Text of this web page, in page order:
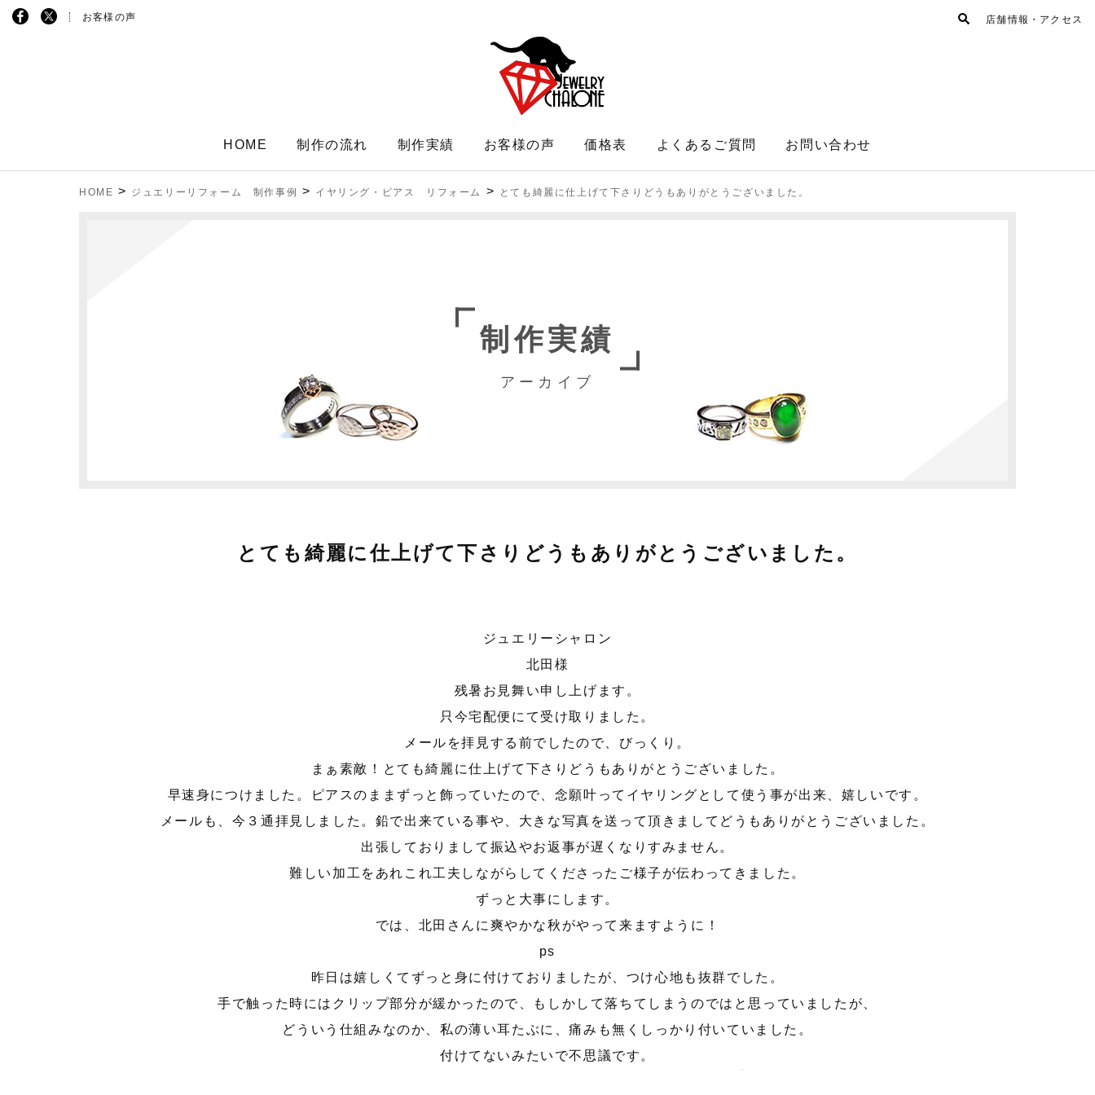
お客様の声 店舗情報・アクセス
HOME 制作の流れ 制作実績 お客様の声 価格表 よくあるご質問 お問い合わせ
HOME > ジュエリーリフォーム 制作事例 > イヤリング・ピアス リフォーム > とても綺麗に仕上げて下さりどうもありがとうございました。
制作実績
アーカイブ
とても綺麗に仕上げて下さりどうもありがとうございました。
ジュエリーシャロン
北田様
残暑お見舞い申し上げます。
只今宅配便にて受け取りました。
メールを拝見する前でしたので、びっくり。
まぁ素敵！とても綺麗に仕上げて下さりどうもありがとうございました。
早速身につけました。ピアスのままずっと飾っていたので、念願叶ってイヤリングとして使う事が出来、嬉しいです。
メールも、今３通拝見しました。鉛で出来ている事や、大きな写真を送って頂きましてどうもありがとうございました。
出張しておりまして振込やお返事が遅くなりすみません。
難しい加工をあれこれ工夫しながらしてくださったご様子が伝わってきました。
ずっと大事にします。
では、北田さんに爽やかな秋がやって来ますように！
ps
昨日は嬉しくてずっと身に付けておりましたが、つけ心地も抜群でした。
手で触った時にはクリップ部分が緩かったので、もしかして落ちてしまうのではと思っていましたが、
どういう仕組みなのか、私の薄い耳たぶに、痛みも無くしっかり付いていました。
付けてないみたいで不思議です。